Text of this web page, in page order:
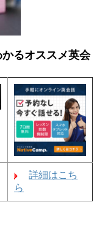
かるオススメ英会
詳細はこち
ら